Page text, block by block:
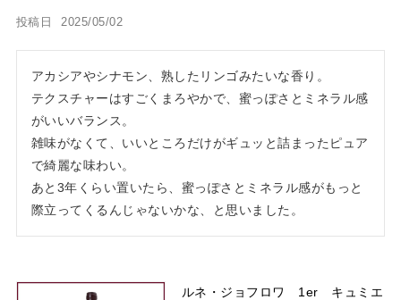
投稿日 2025/05/02
アカシアやシナモン、熟したリンゴみたいな香り。
テクスチャーはすごくまろやかで、蜜っぽさとミネラル感
がいいバランス。
雑味がなくて、いいところだけがギュッと詰まったピュア
で綺麗な味わい。
あと3年くらい置いたら、蜜っぽさとミネラル感がもっと
際立ってくるんじゃないかな、と思いました。
ルネ・ジョフロワ 1er キュミエ